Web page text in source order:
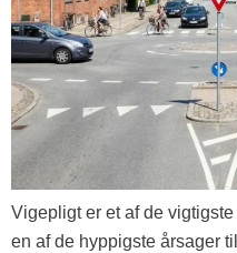
Vigepligt er et af de
en af de hyppigste årsager